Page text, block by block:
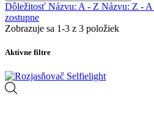
Dôležitosť Názvu: A - Z Názvu: Z - A
zostupne
Zobrazuje sa 1-3 z 3 položiek
Aktívne filtre